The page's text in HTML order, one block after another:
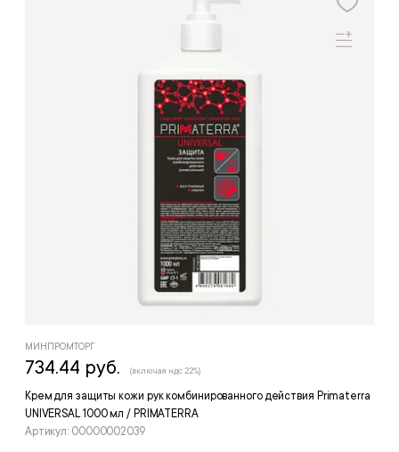
Крем для защиты кожи рук комбинированного действия Primaterra
UNIVERSAL 1000 мл / PRIMATERRA
Артикул: 00000002039
МИНПРОМТОРГ
734.44 руб. (включая ндс 22%)